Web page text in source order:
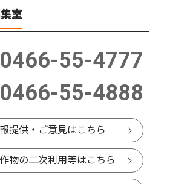
室
0466-55-4777
0466-55-4888
提供・ご意見はこちら
物の二次利用等はこちら